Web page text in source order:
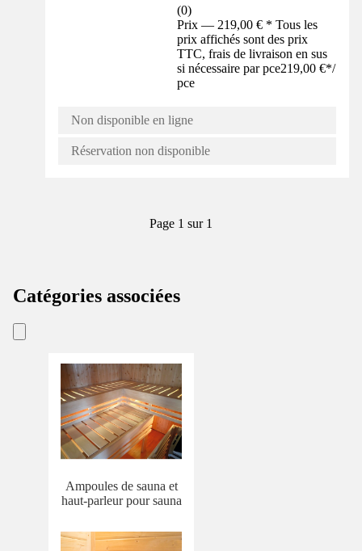
(0)
Prix — 219,00 € * Tous les
prix affichés sont des prix
TTC, frais de livraison en sus
si nécessaire par pce219,00 €*/
pce
Non disponible en ligne
Réservation non disponible
Page 1 sur 1
Catégories associées
Ampoules de sauna et
haut-parleur pour sauna